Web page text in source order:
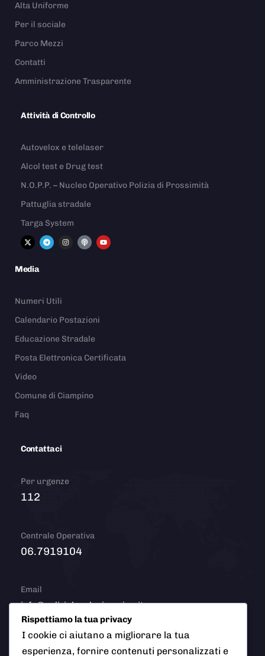
Alta Uniforme
Per il sociale
Parco Mezzi
Contatti
Amministrazione Trasparente
Attività di Controllo
Autovelox e telelaser
Alcol test e Drug test
N.O.P.P. – Nucleo Operativo Polizia di Prossimità
Pattuglia stradale
Targa System
Media
Numeri Utili
Calendario Postazioni
Educazione Stradale
Posta Elettronica Certificata
Video
Comune di Ciampino
Faq
Contattaci
Per urgenze
112
Centrale Operativa
06.7919104
Email
info@polizialocaleciampino.it
Rispettiamo la tua privacy
I cookie ci aiutano a migliorare la tua
esperienza, fornire contenuti personalizzati e